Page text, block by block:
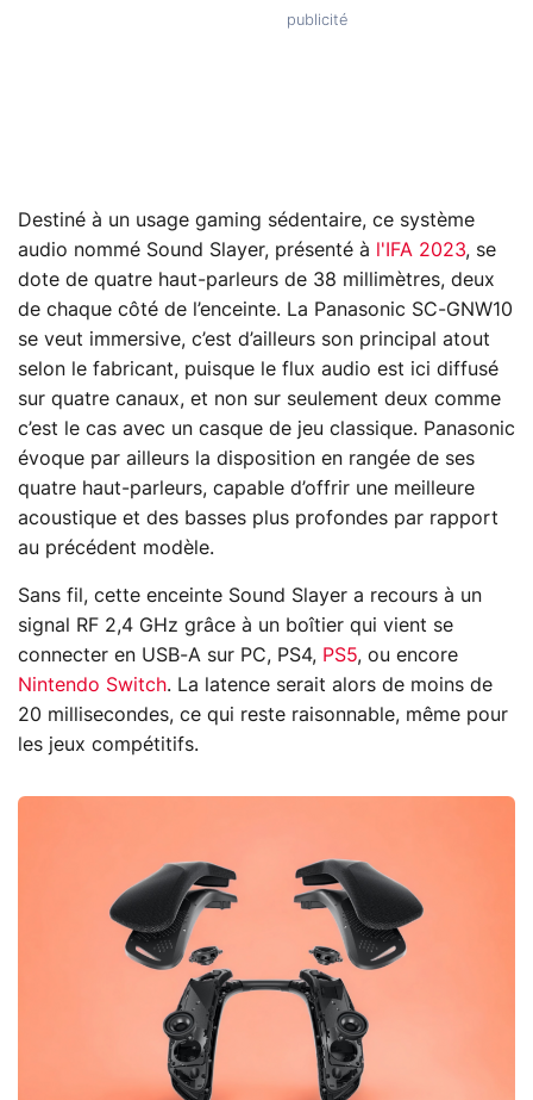
Destiné à un usage gaming sédentaire, ce système
audio nommé Sound Slayer, présenté à
l'IFA 2023, se
dote de quatre haut-parleurs de 38 millimètres, deux
de chaque côté de l’enceinte. La Panasonic SC-GNW10
se veut immersive, c’est d’ailleurs son principal atout
selon le fabricant, puisque le flux audio est ici diffusé
sur quatre canaux, et non sur seulement deux comme
c’est le cas avec un casque de jeu classique. Panasonic
évoque par ailleurs la disposition en rangée de ses
quatre haut-parleurs, capable d’offrir une meilleure
acoustique et des basses plus profondes par rapport
au précédent modèle.
Sans fil, cette enceinte Sound Slayer a recours à un
signal RF 2,4 GHz grâce à un boîtier qui vient se
connecter en USB-A sur PC, PS4, PS5, ou encore
Nintendo Switch. La latence serait alors de moins de
20 millisecondes, ce qui reste raisonnable, même pour
les jeux compétitifs.